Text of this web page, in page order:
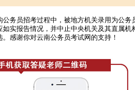
务员招考过程中，被地方机关录用为公务
实报告情况，并中止中央机关及其直属机
感谢你对云南公务员考试网的支持！